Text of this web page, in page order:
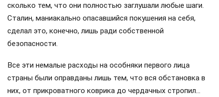
сколько тем, что они полностью заглушали любые шаги.
Сталин, маниакально опасавшийся покушения на себя,
сделал это, конечно, лишь ради собственной
безопасности.
Все эти немалые расходы на особняки первого лица
страны были оправданы лишь тем, что вся обстановка в
них, от прикроватного коврика до чердачных стропил…